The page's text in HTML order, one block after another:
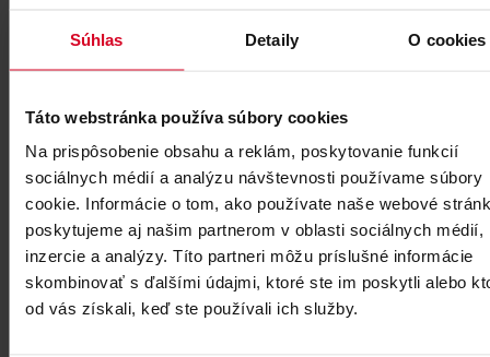
Súhlas Detaily O cookies
Táto webstránka používa súbory cookies
Na prispôsobenie obsahu a reklám, poskytovanie funkcií
sociálnych médií a analýzu návštevnosti používame súbory
cookie. Informácie o tom, ako používate naše webové
poskytujeme aj našim partnerom v oblasti sociálnych médií,
inzercie a analýzy. Títo partneri môžu príslušné informácie
skombinovať s ďalšími údajmi, ktoré ste im poskytli alebo
od vás získali, keď ste používali ich služby.